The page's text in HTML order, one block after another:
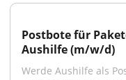
Postbote für
Aushilfe (m/w/d)
Werde Aushilfe als